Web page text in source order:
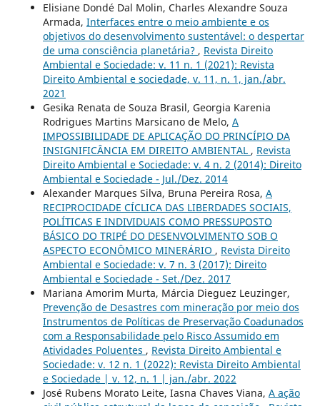
Elisiane Dondé Dal Molin, Charles Alexandre Souza
Armada, Interfaces entre o meio ambiente e os
objetivos do desenvolvimento sustentável: o despertar
de uma consciência planetária? , Revista Direito
Ambiental e Sociedade: v. 11 n. 1 (2021): Revista
Direito Ambiental e sociedade, v. 11, n. 1, jan./abr.
2021
Gesika Renata de Souza Brasil, Georgia Karenia
Rodrigues Martins Marsicano de Melo, A
IMPOSSIBILIDADE DE APLICAÇÃO DO PRINCÍPIO DA
INSIGNIFICÂNCIA EM DIREITO AMBIENTAL , Revista
Direito Ambiental e Sociedade: v. 4 n. 2 (2014): Direito
Ambiental e Sociedade - Jul./Dez. 2014
Alexander Marques Silva, Bruna Pereira Rosa, A
RECIPROCIDADE CÍCLICA DAS LIBERDADES SOCIAIS,
POLÍTICAS E INDIVIDUAIS COMO PRESSUPOSTO
BÁSICO DO TRIPÉ DO DESENVOLVIMENTO SOB O
ASPECTO ECONÔMICO MINERÁRIO , Revista Direito
Ambiental e Sociedade: v. 7 n. 3 (2017): Direito
Ambiental e Sociedade - Set./Dez. 2017
Mariana Amorim Murta, Márcia Dieguez Leuzinger,
Prevenção de Desastres com mineração por meio dos
Instrumentos de Políticas de Preservação Coadunados
com a Responsabilidade pelo Risco Assumido em
Atividades Poluentes , Revista Direito Ambiental e
Sociedade: v. 12 n. 1 (2022): Revista Direito Ambiental
e Sociedade | v. 12, n. 1 | jan./abr. 2022
José Rubens Morato Leite, Iasna Chaves Viana, A ação